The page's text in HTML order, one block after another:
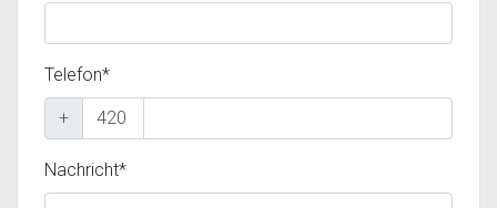
Telefon*
+
Nachricht*